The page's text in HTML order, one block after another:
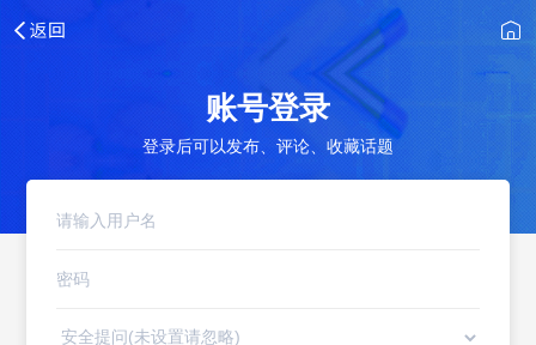
账号登录
登录后可以发布、评论、收藏话题